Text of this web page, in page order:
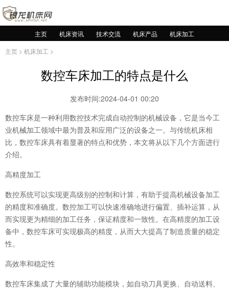
主页 机床资讯 技术交流 机床产品
机床加工
主页 > 机床加工 >
数控车床加工的特点是什么
发布时间:2024-04-01 00:20
数控车床是一种利用数控技术完成自动控制的机械设备，它是当今工
业机械加工领域中最为普及和应用广泛的设备之一。与传统机床相
比，数控车床具有着显著的特点和优势，本文将从以下几个方面进行
介绍。
高精度加工
数控系统可以实现更高级别的控制和计算，有助于提高机械设备加工
的精度和准确度。数控加工可以快速准确地进行偏置、插补运算，从
而实现更为精细的加工任务，保证精度和一致性。在高精度的加工设
备中，数控车床可实现极高的精度，从而大大提高了制造质量的稳定
性。
高效率和稳定性
数控车床集成了大量的辅助功能模块，如自动刀具更换、自动送料、